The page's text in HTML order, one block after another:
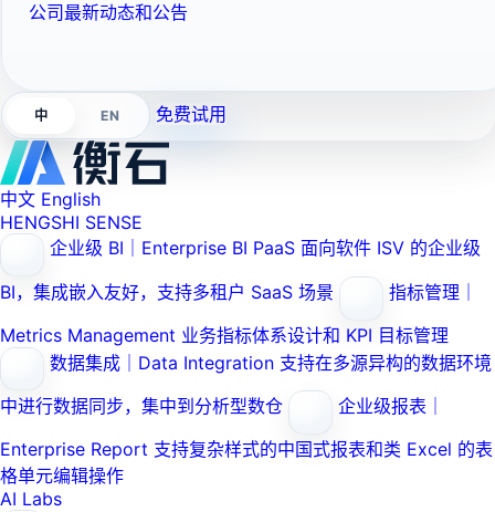
公司最新动态和公告
中 EN 免费试用
中文 English
HENGSHI SENSE
企业级 BI｜Enterprise BI PaaS 面向软件 ISV 的企业级
BI，集成嵌入友好，支持多租户 SaaS 场景
指标管理｜
Metrics Management 业务指标体系设计和 KPI 目标管理
数据集成｜Data Integration 支持在多源异构的数据环境
中进行数据同步，集中到分析型数仓
企业级报表｜
Enterprise Report 支持复杂样式的中国式报表和类 Excel 的表
格单元编辑操作
AI Labs